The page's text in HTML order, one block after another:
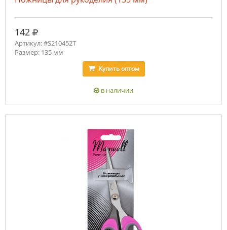
142 руб.
Артикул: #S210452T
Размер: 135 мм
Купитьоптом
в наличии